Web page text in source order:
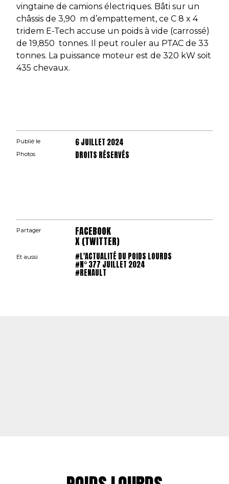
vingtaine de camions électriques. Bâti sur un
châssis de 3,90 m d’empattement, ce C 8 x 4
tridem E-Tech accuse un poids à vide (carrossé)
de 19,850 tonnes. Il peut rouler au PTAC de 33
tonnes. La puissance moteur est de 320 kW soit
435 chevaux.
Publié le 6 JUILLET 2024
Photos DROITS RÉSERVÉS
Partager FACEBOOK
X (TWITTER)
Et aussi #L'ACTUALITÉ DU POIDS LOURDS
#N° 377 JUILLET 2024
#RENAULT